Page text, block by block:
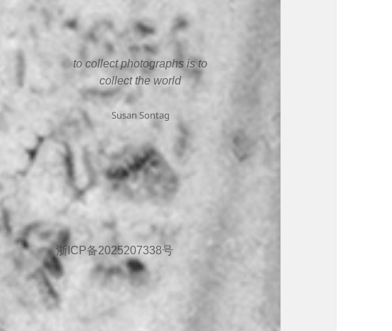
to collect photographs is to
collect the world
Susan Sontag
浙ICP备2025207338号